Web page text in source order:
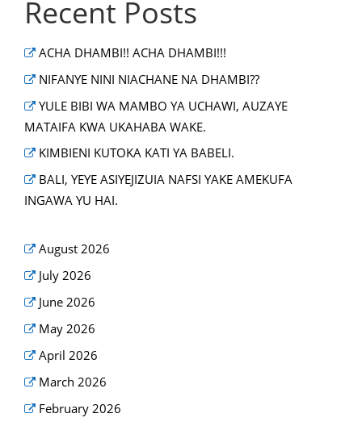
Recent Posts
ACHA DHAMBI!! ACHA DHAMBI!!!
NIFANYE NINI NIACHANE NA DHAMBI??
YULE BIBI WA MAMBO YA UCHAWI, AUZAYE
MATAIFA KWA UKAHABA WAKE.
KIMBIENI KUTOKA KATI YA BABELI.
BALI, YEYE ASIYEJIZUIA NAFSI YAKE AMEKUFA
INGAWA YU HAI.
August 2026
July 2026
June 2026
May 2026
April 2026
March 2026
February 2026